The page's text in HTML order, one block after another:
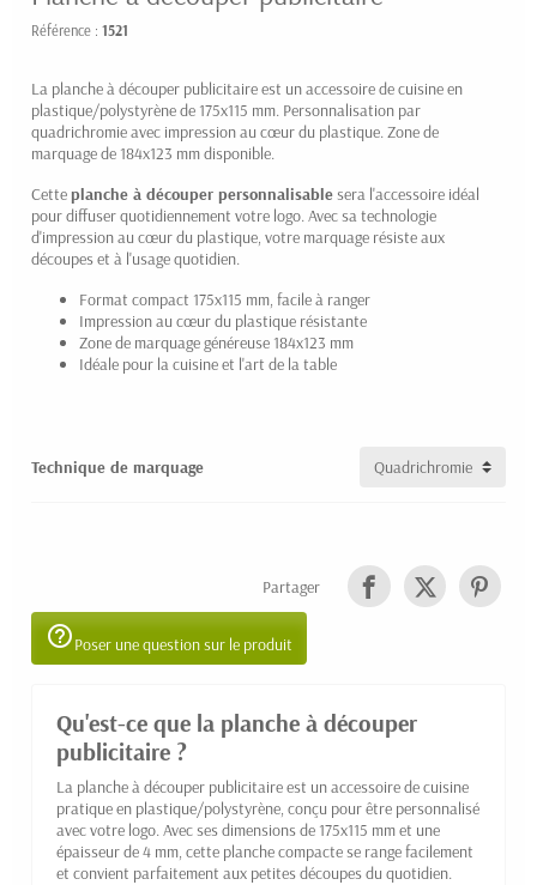
Référence : 1521
La planche à découper publicitaire est un accessoire de cuisine en
plastique/polystyrène de 175x115 mm. Personnalisation par
quadrichromie avec impression au cœur du plastique. Zone de
marquage de 184x123 mm disponible.
Cetteplanche à découper personnalisable sera l'accessoire idéal
pour diffuser quotidiennement votre logo. Avec sa technologie
d'impression au cœur du plastique, votre marquage résiste aux
découpes et à l'usage quotidien.
Format compact 175x115 mm, facile à ranger
Impression au cœur du plastique résistante
Zone de marquage généreuse 184x123 mm
Idéale pour la cuisine et l'art de la table
Technique de marquage
Partager
help_outlinePoser une question sur le produit
Qu'est-ce que la planche à découper
publicitaire ?
La planche à découper publicitaire est un accessoire de cuisine
pratique en plastique/polystyrène, conçu pour être personnalisé
avec votre logo. Avec ses dimensions de 175x115 mm et une
épaisseur de 4 mm, cette planche compacte se range facilement
et convient parfaitement aux petites découpes du quotidien.